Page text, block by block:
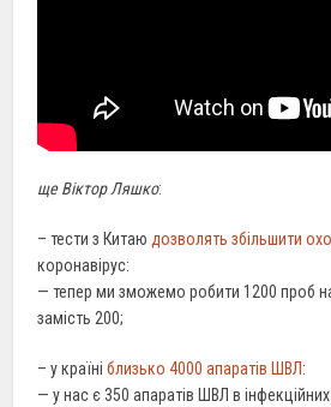
ще Віктор Ляшко:
– тести з Китаю дозволять збільшити
коронавірус:
— тепер ми зможемо робити 1200 проб
замість 200;
– у країніблизько 4000 апаратів ШВЛ:
— у нас є 350 апаратів ШВЛ в інфекційних